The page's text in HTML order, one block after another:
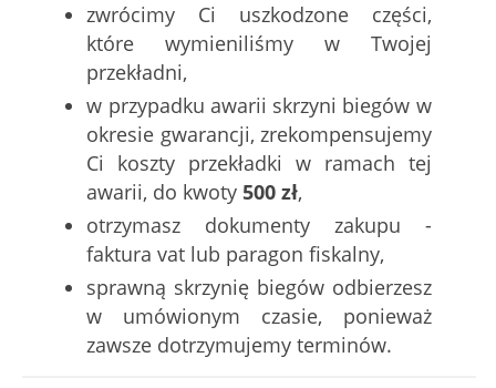
zwrócimy Ci uszkodzone części,
które wymieniliśmy w Twojej
przekładni,
w przypadku awarii skrzyni biegów w
okresie gwarancji, zrekompensujemy
Ci koszty przekładki w ramach tej
awarii, do kwoty500 zł,
otrzymasz dokumenty zakupu -
faktura vat lub paragon fiskalny,
sprawną skrzynię biegów odbierzesz
w umówionym czasie, ponieważ
zawsze dotrzymujemy terminów.